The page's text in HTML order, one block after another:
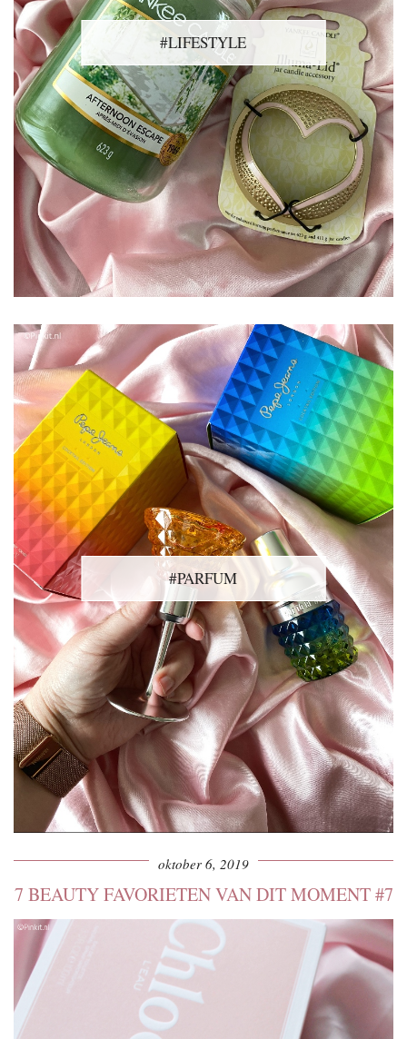
#LIFESTYLE
#PARFUM
oktober 6, 2019
7 BEAUTY FAVORIETEN VAN DIT MOMENT #7